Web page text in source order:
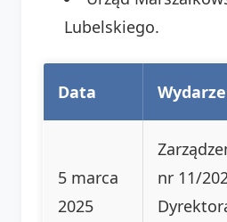
Lubelskiego.
Data
5 marca
2025
nr 11/